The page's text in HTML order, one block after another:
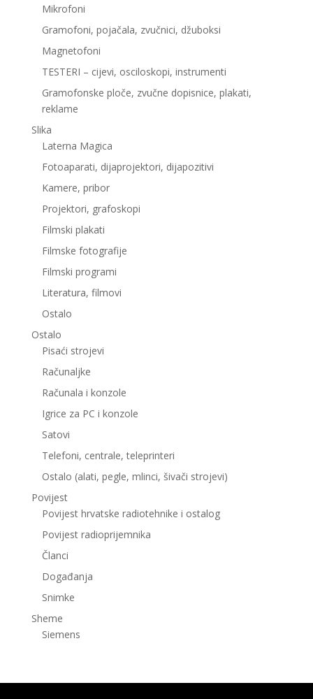
Mikrofoni
Gramofoni, pojačala, zvučnici, džuboksi
Magnetofoni
TESTERI – cijevi, osciloskopi, instrumenti
Gramofonske ploče, zvučne dopisnice, plakati,
reklame
Slika
Laterna Magica
Fotoaparati, dijaprojektori, dijapozitivi
Kamere, pribor
Projektori, grafoskopi
Filmski plakati
Filmske fotografije
Filmski programi
Literatura, filmovi
Ostalo
Ostalo
Pisaći strojevi
Računaljke
Računala i konzole
Igrice za PC i konzole
Satovi
Telefoni, centrale, teleprinteri
Ostalo (alati, pegle, mlinci, šivači strojevi)
Povijest
Povijest hrvatske radiotehnike i ostalog
Povijest radioprijemnika
Članci
Događanja
Snimke
Sheme
Siemens